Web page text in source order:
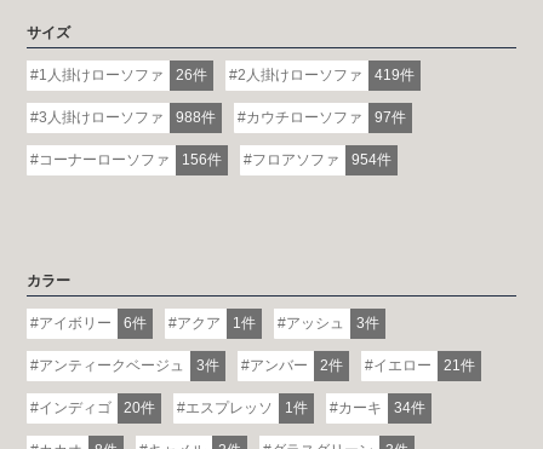
サイズ
1人掛けローソファ 26件 2人掛けローソファ 419件
3人掛けローソファ 988件 カウチローソファ 97件
コーナーローソファ 156件 フロアソファ 954件
カラー
アイボリー 6件 アクア 1件 アッシュ 3件
アンティークベージュ 3件 アンバー 2件 イエロー 21件
インディゴ 20件 エスプレッソ 1件 カーキ 34件